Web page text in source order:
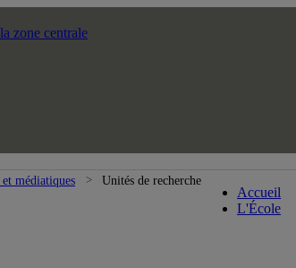
zone centrale
médiatiques Unités de recherche
Accueil
L'École